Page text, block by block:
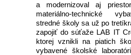
a modernizoval aj
materiálno-technické
stredné školy sa už po
zapojiť do súťaže LAB IT
ktorej vznikli na piatich
vybavené školské